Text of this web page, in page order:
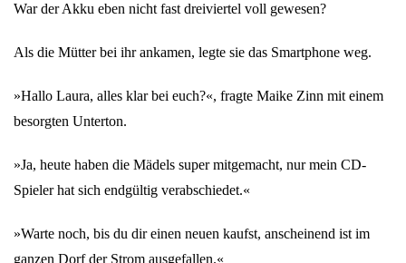
War der Akku eben nicht fast dreiviertel voll gewesen?
Als die Mütter bei ihr ankamen, legte sie das Smartphone weg.
»Hallo Laura, alles klar bei euch?«, fragte Maike Zinn mit einem
besorgten Unterton.
»Ja, heute haben die Mädels super mitgemacht, nur mein CD-
Spieler hat sich endgültig verabschiedet.«
»Warte noch, bis du dir einen neuen kaufst, anscheinend ist im
ganzen Dorf der Strom ausgefallen.«